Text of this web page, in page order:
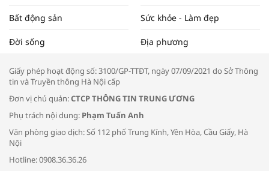
Tọa đàm “Xúc tiến thương mại: Khơi
Bác sĩ tư vấn cách phòng tránh bệnh
đường hô hấp trong thời tiết giao mùa
Bất động sản Sức khỏe - Làm đẹp
Đời sống Địa phương
Giấy phép hoạt động số: 3100/GP-TTĐT, ngày 07/09/2021 do Sở Thông
tin và Truyền thông Hà Nội cấp
Đơn vị chủ quản:CTCP THÔNG TIN TRUNG ƯƠNG
Phụ trách nội dung: Phạm Tuấn Anh
Văn phòng giao dịch: Số 112 phố Trung Kính, Yên Hòa, Cầu Giấy, Hà
Nội
Hotline: 0908.36.36.26